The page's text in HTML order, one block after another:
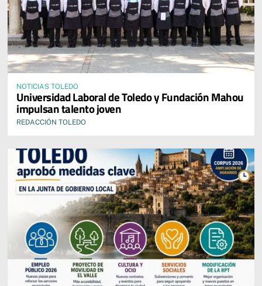
NOTICIAS TOLEDO
Universidad Laboral de Toledo y Fundación Mahou
impulsan talento joven
REDACCIÓN TOLEDO